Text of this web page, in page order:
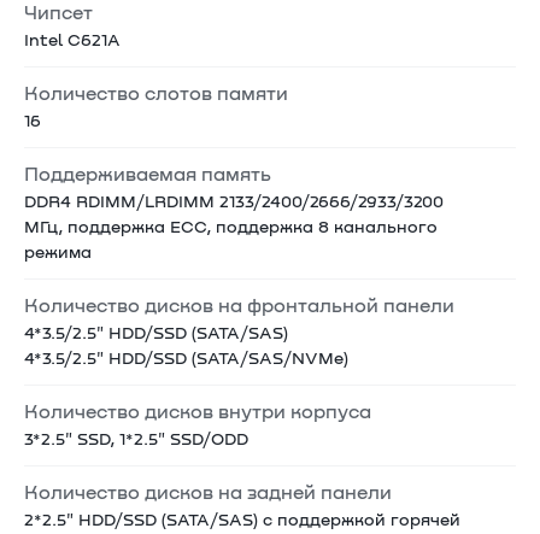
Чипсет
Intel C621A
Количество слотов памяти
16
Поддерживаемая память
DDR4 RDIMM/LRDIMM 2133/2400/2666/2933/3200
МГц, поддержка ECC, поддержка 8 канального
режима
Количество дисков на фронтальной панели
4*3.5/2.5" HDD/SSD (SATA/SAS)
4*3.5/2.5" HDD/SSD (SATA/SAS/NVMe)
Количество дисков внутри корпуса
3*2.5" SSD, 1*2.5" SSD/ODD
Количество дисков на задней панели
2*2.5" HDD/SSD (SATA/SAS) с поддержкой горячей